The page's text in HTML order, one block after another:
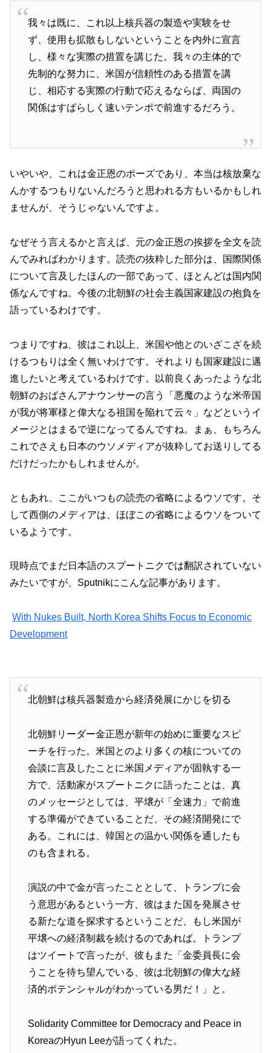
我々は既に、これ以上核兵器の製造や実験をせ
ず、使用も拡散もしないということを内外に宣言
し、様々な実際の措置を講じた。我々の主体的で
先制的な努力に、米国が信頼性のある措置を講
じ、相応する実際の行動で応えるならば、両国の
関係はすばらしく速いテンポで前進するだろう。
いやいや、これは金正恩のポーズであり、本当は核放棄な
んかするつもりないんだろうと思われる方もいるかもしれ
ませんが、そうじゃないんですよ。
なぜそう言えるかと言えば、元の金正恩の挨拶を全文を読
んでみればわかります。読売の抜粋した部分は、国際関係
について言及したほんの一部であって、ほとんどは国内関
係なんですね。今後の北朝鮮の社会主義国家建設の抱負を
語っているわけです。
つまりですね、彼はこれ以上、米国や他とのいざこざを続
けるつもりは全く無いわけです。それよりも国家建設に邁
進したいと考えているわけです。以前良くあったような北
朝鮮のおばさんアナウンサーの言う「悪魔のような米帝国
が我が将軍様と偉大なる祖国を陥れて云々」などというイ
メージとはまるで逆になってるんですね。まぁ、もちろん
これでさえも日本のウソメディアが抜粋してお送りしてる
だけだったかもしれませんが。
ともあれ、ここがいつもの読売の省略によるウソです。そ
して西側のメディアは、ほぼこの省略によるウソをついて
いるようです。
現時点でまだ日本語のスプートニクでは翻訳されていない
みたいですが、Sputnikにこんな記事があります。
With Nukes Built, North Korea Shifts Focus to Economic
Development
北朝鮮は核兵器製造から経済発展にかじを切る
北朝鮮リーダー金正恩が新年の始めに重要なスピ
ーチを行った。米国とのより多くの核についての
会談に言及したことに米国メディアが固執する一
方で、活動家がスプートニクに語ったことは、真
のメッセージとしては、平壌が「全速力」で前進
する準備ができていることだ、その経済開発にで
ある。これには、韓国との温かい関係を通したも
のも含まれる。
演説の中で金が言ったこととして、トランプに会
う意思があるという一方、彼はまた国を発展させ
る新たな道を探求するということだ、もし米国が
平壌への経済制裁を続けるのであれば。トランプ
はツイートで言ったが、彼もまた「金委員長に会
うことを待ち望んでいる、彼は北朝鮮の偉大な経
済的ポテンシャルがわかっている男だ！」と。
Solidarity Committee for Democracy and Peace in
KoreaのHyun Leeが語ってくれた。